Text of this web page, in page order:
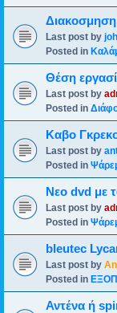
Διακοσμηση
Last post by
Posted in
Θέση
Last post by
Posted in
Καβο
Last post by
Posted in
Νεο dvd με
Last post by
Posted in
bleutec
Last post by
Posted in
Αντένα ή